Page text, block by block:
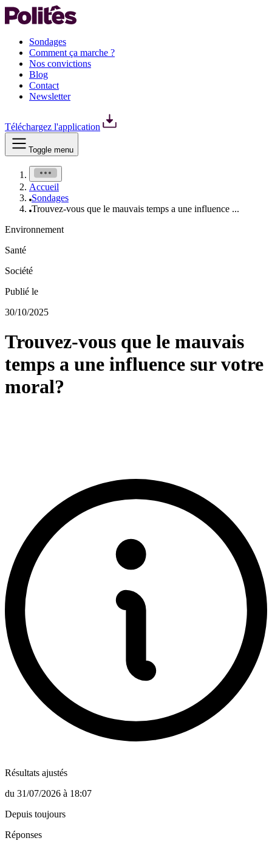
Sondages
Comment ça marche ?
Nos convictions
Blog
Contact
Newsletter
Téléchargez l'application
Toggle menu
Accueil
Sondages
Trouvez-vous que le mauvais temps a une influence ...
Environnement
Santé
Société
Publié le
30/10/2025
Trouvez-vous que le mauvais
temps a une influence sur votre
moral?
Résultats ajustés
du 31/07/2026 à 18:07
Depuis toujours
Réponses